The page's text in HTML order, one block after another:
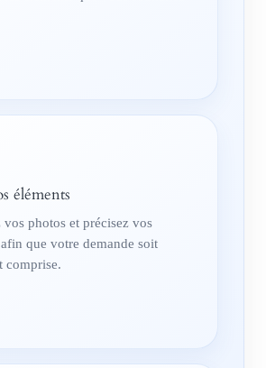
éléments
vos photos et précisez vos
que votre demande soit
comprise.